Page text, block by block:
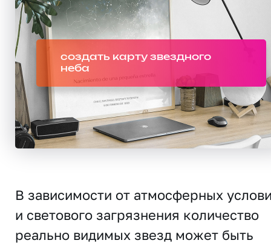
создать карту звездного
неба
В зависимости от атмосферных
и светового загрязнения количество
реально видимых звезд может быть